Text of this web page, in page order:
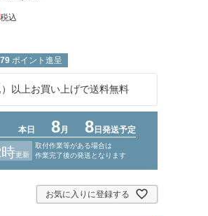
税込
ポイント進呈
以上お買い上げで送料無料
お気に入りに登録する